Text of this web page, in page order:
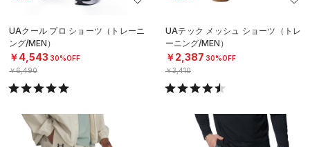
UAクール プロ ショーツ（トレーニ
ング/MEN）
￥4,543 30%OFF
￥6,490
UAテック メッシュ ショーツ（トレ
ーニング/MEN）
￥2,387 30%OFF
￥3,410